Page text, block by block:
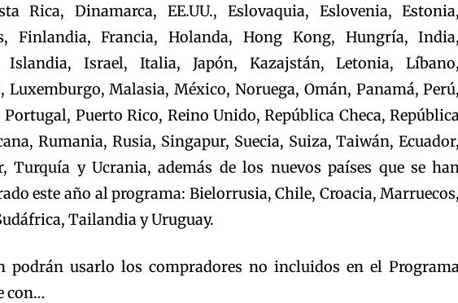
Rica, Dinamarca, EE.UU., Eslovaquia, Eslovenia, Estonia,
Finlandia, Francia, Holanda, Hong Kong, Hungría, India,
Islandia, Israel, Italia, Japón, Kazajstán, Letonia, Líbano,
Luxemburgo, Malasia, México, Noruega, Omán, Panamá, Perú,
Puerto Rico, Reino Unido, República Checa,
Rumania, Rusia, Singapur, Suecia, Suiza, Taiwán, Ecuador,
Turquía y Ucrania, además de los nuevos países que se
este año al programa: Bielorrusia, Chile, Croacia, Marruecos,
Tailandia y Uruguay.
podrán usarlo los compradores no incluidos en el
con…